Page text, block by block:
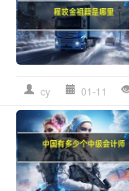
cy 01-11